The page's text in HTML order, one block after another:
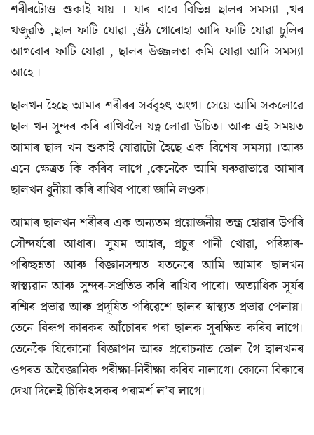
শৰীৰটোও শুকাই যায় । যাৰ বাবে বিভিন্ন ছালৰ সমস্যা ,খৰ
খজুৱতি ,ছাল ফাটি যোৱা ,ওঁঠ গোৰোহা আদি ফাটি যোৱা চুলিৰ
আগবোৰ ফাটি যোৱা , ছালৰ উজ্জলতা কমি যোৱা আদি সমস্যা
আহে ।
ছালখন হৈছে আমাৰ শৰীৰৰ সৰ্ববৃহৎ অংগ। সেয়ে আমি সকলোৱে
ছাল খন সুন্দৰ কৰি ৰাখিবলৈ যত্ন লোৱা উচিত। আৰু এই সময়ত
আমাৰ ছাল খন শুকাই যোৱাটো হৈছে এক বিশেষ সমস্যা ।আৰু
এনে ক্ষেত্ৰত কি কৰিব লাগে ,কেনেকৈ আমি ঘৰুৱাভাৱে আমাৰ
ছালখন ধুনীয়া কৰি ৰাখিব পাৰো জানি লওক।
আমাৰ ছালখন শৰীৰৰ এক অন্যতম প্ৰয়োজনীয় তন্ত্ৰ হোৱাৰ উপৰি
সৌন্দৰ্যৰো আধাৰ। সুষম আহাৰ, প্ৰচুৰ পানী খোৱা, পৰিষ্কাৰ-
পৰিচ্ছন্নতা আৰু বিজ্ঞানসন্মত যতনেৰে আমি আমাৰ ছালখন
স্বাস্থ্যৱান আৰু সুন্দৰ-সপ্ৰতিভ কৰি ৰাখিব পাৰো। অত্যাধিক সূৰ্যৰ
ৰশ্মিৰ প্ৰভাৱ আৰু প্ৰদূষিত পৰিৱেশে ছালৰ স্বাস্থ্যত প্ৰভাৱ পেলায়।
তেনে বিৰূপ কাৰকৰ আঁচোৰৰ পৰা ছালক সুৰক্ষিত কৰিব লাগে।
তেনেকৈ যিকোনো বিজ্ঞাপন আৰু প্ৰৰোচনাত ভোল গৈ ছালখনৰ
ওপৰত অবৈজ্ঞানিক পৰীক্ষা-নিৰীক্ষা কৰিব নালাগে। কোনো বিকাৰে
দেখা দিলেই চিকিৎসকৰ পৰামৰ্শ ল’ব লাগে।